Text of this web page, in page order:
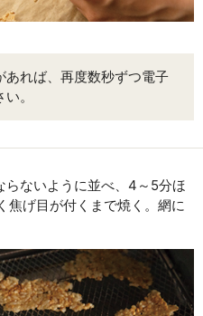
あれば、再度数秒ずつ電子
。
らないように並べ、4～5分ほ
焦げ目が付くまで焼く。網に